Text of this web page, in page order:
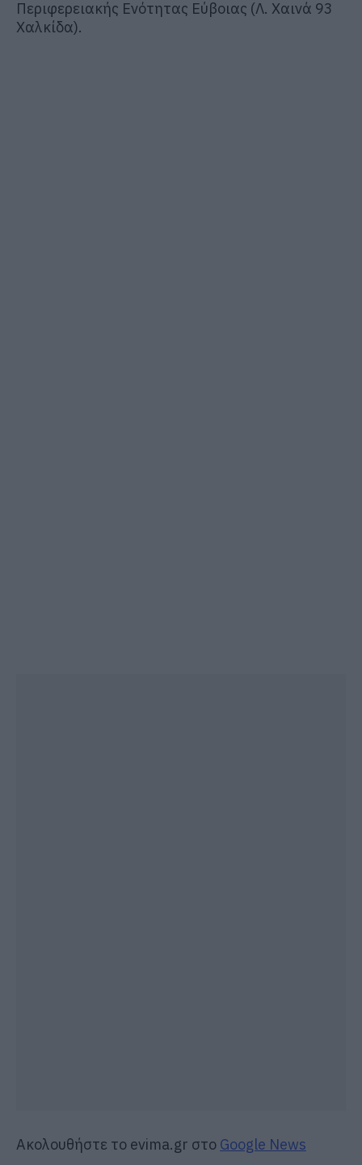
Περιφερειακής Ενότητας Εύβοιας (Λ. Χαινά 93
Χαλκίδα).
Ακολουθήστε το evima.gr στο Google News